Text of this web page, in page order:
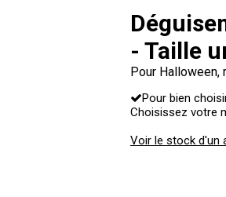
- Taille
Pour
accessoires et
Pour bien
Choisissez votre
Voir le stock d'un